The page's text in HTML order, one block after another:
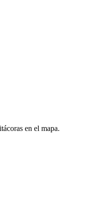
en el mapa.